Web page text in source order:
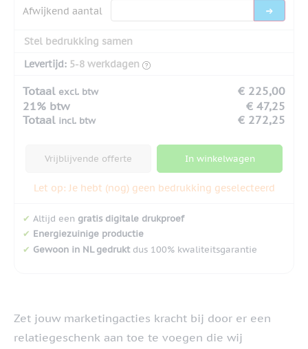
Afwijkend aantal
Stel bedrukking samen
Levertijd: 5-8 werkdagen
Totaal excl. btw
€ 225,00
21% btw
€ 47,25
Totaal incl. btw € 272,25
Vrijblijvende offerte In winkelwagen
Let op: Je hebt (nog) geen bedrukking geselecteerd
✔ Altijd een gratis digitale drukproef
✔ Energiezuinige productie
✔ Gewoon in NL gedruktdus 100% kwaliteitsgarantie
Zet jouw marketingacties kracht bij door er een
relatiegeschenk aan toe te voegen die wij